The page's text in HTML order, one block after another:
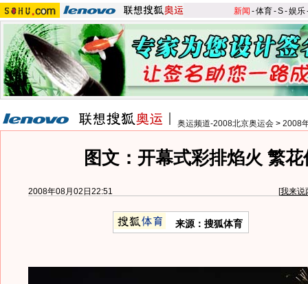
新闻 -体育-S-娱乐
奥运频道-2008北京奥运会 > 2008
图文：开幕式彩排焰火 繁
2008年08月02日22:51 [我来说
来源：搜狐体育